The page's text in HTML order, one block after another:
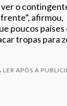
o
afirmou,
poucos
tropas para
APÓS A